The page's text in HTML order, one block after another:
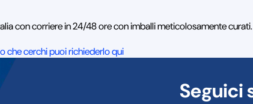
con corriere in 24/48 ore con imballi meticolosamente curati.
che cerchi puoi richiederlo qui
Seguici